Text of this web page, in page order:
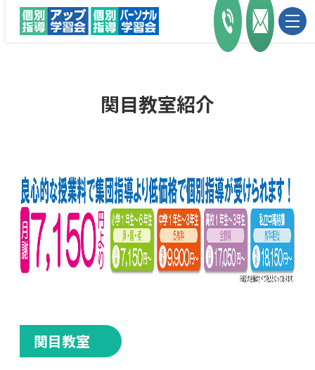
関目教室紹介
関目教室